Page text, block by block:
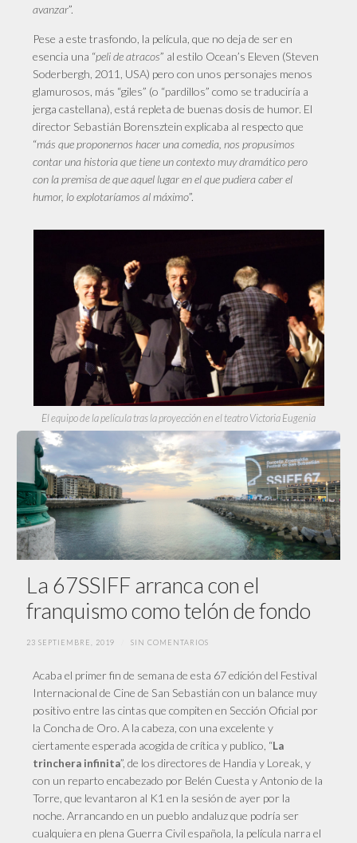
avanzar”.
Pese a este trasfondo, la película, que no deja de ser en
esencia una “peli de atracos” al estilo Ocean’s Eleven (Steven
Soderbergh, 2011, USA) pero con unos personajes menos
glamurosos, más “giles” (o “pardillos” como se traduciría a
jerga castellana), está repleta de buenas dosis de humor. El
director Sebastián Borensztein explicaba al respecto que
“más que proponernos hacer una comedia, nos propusimos
contar una historia que tiene un contexto muy dramático pero
con la premisa de que aquel lugar en el que pudiera caber el
humor, lo explotaríamos al máximo”.
El equipo de la película tras la proyección en el teatro Victoria Eugenia
La 67SSIFF arranca con el
franquismo como telón de fondo
23 SEPTIEMBRE, 2019 SIN COMENTARIOS
Acaba el primer fin de semana de esta 67 edición del Festival
Internacional de Cine de San Sebastián con un balance muy
positivo entre las cintas que compiten en Sección Oficial por
la Concha de Oro. A la cabeza, con una excelente y
ciertamente esperada acogida de crítica y publico, “La
trinchera infinita”, de los directores de Handia y Loreak, y
con un reparto encabezado por Belén Cuesta y Antonio de la
Torre, que levantaron al K1 en la sesión de ayer por la
noche. Arrancando en un pueblo andaluz que podría ser
cualquiera en plena Guerra Civil española, la película narra el